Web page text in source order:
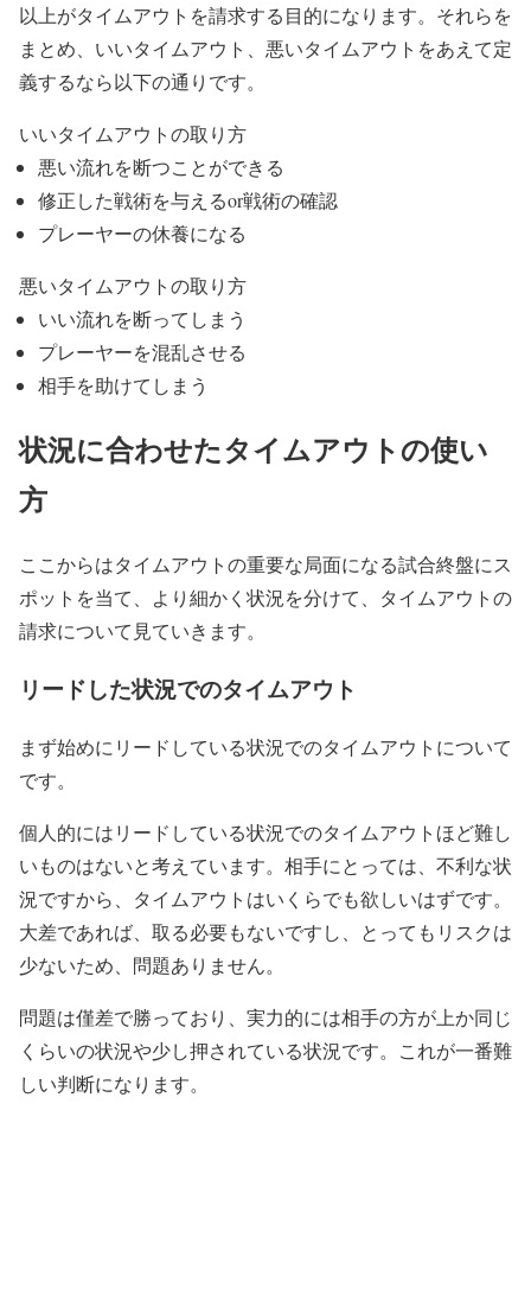
以上がタイムアウトを請求する目的になります。それらを
まとめ、いいタイムアウト、悪いタイムアウトをあえて定
義するなら以下の通りです。
いいタイムアウトの取り方
悪い流れを断つことができる
修正した戦術を与えるor戦術の確認
プレーヤーの休養になる
悪いタイムアウトの取り方
いい流れを断ってしまう
プレーヤーを混乱させる
相手を助けてしまう
状況に合わせたタイムアウトの使い
方
ここからはタイムアウトの重要な局面になる試合終盤にス
ポットを当て、より細かく状況を分けて、タイムアウトの
請求について見ていきます。
リードした状況でのタイムアウト
まず始めにリードしている状況でのタイムアウトについて
です。
個人的にはリードしている状況でのタイムアウトほど難し
いものはないと考えています。相手にとっては、不利な状
況ですから、タイムアウトはいくらでも欲しいはずです。
大差であれば、取る必要もないですし、とってもリスクは
少ないため、問題ありません。
問題は僅差で勝っており、実力的には相手の方が上か同じ
くらいの状況や少し押されている状況です。これが一番難
しい判断になります。